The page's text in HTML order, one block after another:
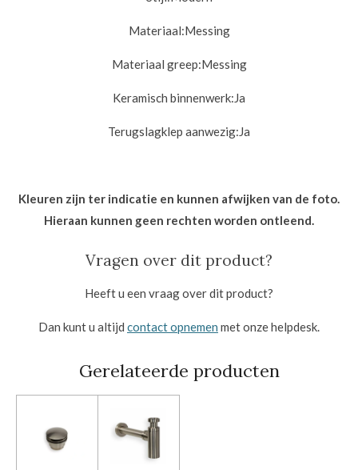
Materiaal:Messing
Materiaal greep:Messing
Keramisch binnenwerk:Ja
Terugslagklep aanwezig:Ja
Kleuren zijn ter indicatie en kunnen afwijken van de foto.
Hieraan kunnen geen rechten worden ontleend.
Vragen over dit product?
Heeft u een vraag over dit product?
Dan kunt u altijd contact opnemen met onze helpdesk.
Gerelateerde producten